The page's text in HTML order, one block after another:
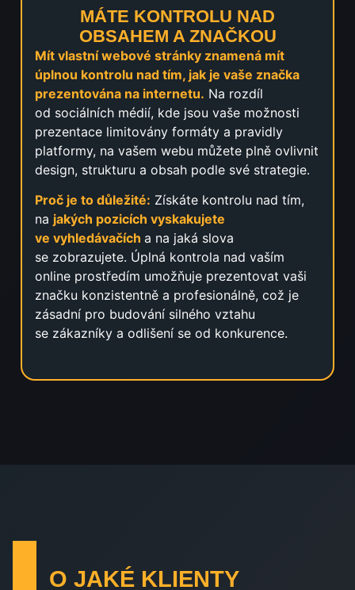
MÁTE KONTROLU NAD
OBSAHEM A ZNAČKOU
Mít vlastní webové stránky znamená mít
úplnou kontrolu nad tím, jak je vaše značka
prezentována na internetu. Na rozdíl
od sociálních médií, kde jsou vaše možnosti
prezentace limitovány formáty a pravidly
platformy, na vašem webu můžete plně ovlivnit
design, strukturu a obsah podle své strategie.
Proč je to důležité: Získáte kontrolu nad tím,
na jakých pozicích vyskakujete
ve vyhledávačích a na jaká slova
se zobrazujete. Úplná kontrola nad vaším
online prostředím umožňuje prezentovat vaši
značku konzistentně a profesionálně, což je
zásadní pro budování silného vztahu
se zákazníky a odlišení se od konkurence.
O JAKÉ KLIENTY